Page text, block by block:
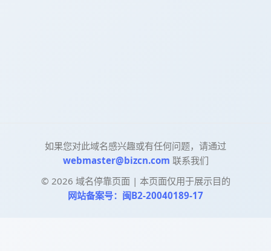
如果您对此域名感兴趣或有任何问题，请通过
webmaster@bizcn.com 联系我们
© 2026 域名停靠页面 | 本页面仅用于展示目的
网站备案号：闽B2-20040189-17